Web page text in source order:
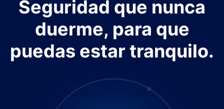
Seguridad que nunca
duerme, para que
puedas estar tranquilo.